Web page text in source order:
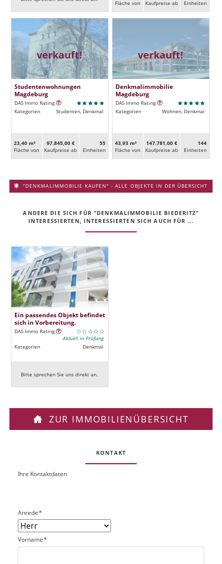
Fläche von
Kaufpreise ab
Ein­heiten
verkauft!
Studentenwohnungen
Magdeburg
DAS Immo Rating
Kategorien
Studenten, Denkmal
23,40 m²
Fläche von
97.845,00 €
Kaufpreise ab
55
Ein­heiten
verkauft!
Denkmalimmobilie
Magdeburg
DAS Immo Rating
Kategorien
Wohnen, Denkmal
43,93 m²
Fläche von
147.781,00 €
Kaufpreise ab
144
Ein­heiten
"DENKMALIMMOBILIE KAUFEN" - ALLE OBJEKTE IN DER ÜBERSICHT
ANDERE DIE SICH FÜR "DENKMALIMMOBILIE BIEDERITZ"
INTERESSIERTEN, INTERESSIERTEN SICH AUCH FÜR ...
Ein passendes Objekt befindet
sich in Vorbereitung.
DAS Immo Rating
Aktuell in Prüfung
Kategorien
Denkmal
Bitte sprechen Sie uns direkt an.
ZUR IMMOBILIENÜBERSICHT
KONTAKT
O
k
P
UIhre Kontaktdaten
P
f
l
i
c
Anrede*
P
f
Vorname*